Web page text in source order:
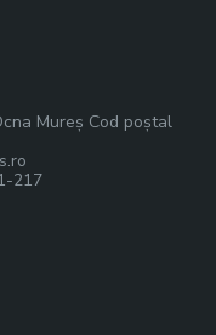
Mureș Cod poștal
217